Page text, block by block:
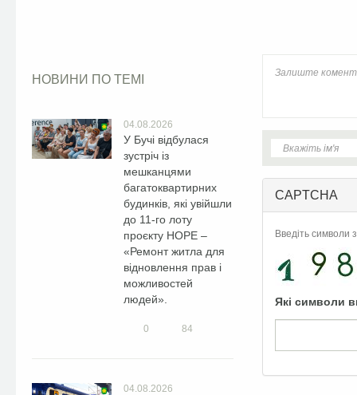
НОВИНИ ПО ТЕМІ
04.08.2026
У Бучі відбулася
зустріч із
мешканцями
багатоквартирних
будинків, які увійшли
до 11-го лоту
проєкту HOPE –
«Ремонт житла для
відновлення прав і
можливостей
людей».
0 84
04.08.2026
CAPTCHA
Введіть символи
Які символи